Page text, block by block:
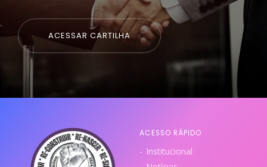
ACESSAR CARTILHA
ACESSO RÁPIDO
Institucional